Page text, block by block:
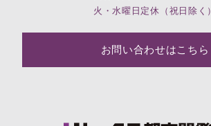
火・水曜日定休（祝日除く）
お問い合わせはこちら